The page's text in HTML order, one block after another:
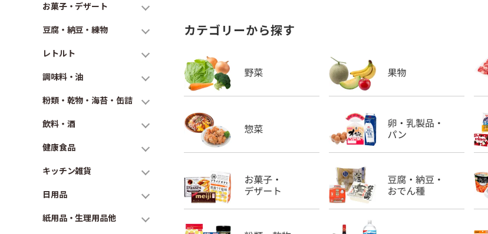
お菓子・デザート
豆腐・納豆・練物
レトルト
調味料・油
粉類・乾物・海苔・缶詰
飲料・酒
健康食品
キッチン雑貨
日用品
紙用品・生理用品他
カテゴリーから探す